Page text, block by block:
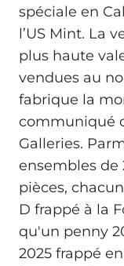
spéciale en
l’US Mint. La
plus haute
vendues au
fabrique la
communiqué
Galleries.
ensembles de
pièces,
D frappé à la
qu'un penny
2025 frappé